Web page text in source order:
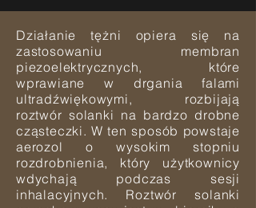
Działanie tężni opiera się na
zastosowaniu membran
piezoelektrycznych, które
wprawiane w drgania falami
ultradźwiękowymi, rozbijają
roztwór solanki na bardzo drobne
cząsteczki. W ten sposób powstaje
aerozol o wysokim stopniu
rozdrobnienia, który użytkownicy
wdychają podczas sesji
inhalacyjnych. Roztwór solanki